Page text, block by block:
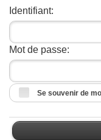
Identifiant:
Mot de passe:
Se souvenir de